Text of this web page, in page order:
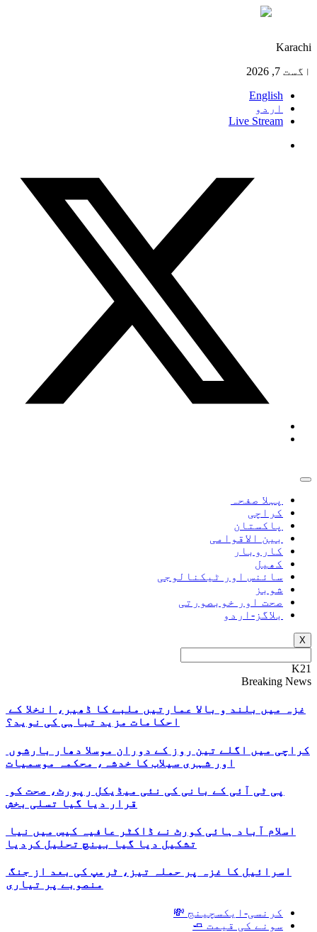
Karachi
اگست 7, 2026
English
اردو
Live Stream
پہلا صفحہ
کراچی
پاکستان
بین الاقوامی
کاروبار
کھیل
سائنس اور ٹیکنالوجی
شوبز
صحت اور خوبصورتی
بلاگز-اردو
X
K21
Breaking News
غزہ میں بلند و بالا عمارتیں ملبے کا ڈھیر، انخلا کے
احکامات مزید تباہی کی نوید؟
کراچی میں اگلے تین روز کے دوران موسلا دھار بارشوں
اور شہری سیلاب کا خدشہ، محکمہ موسمیات
پی ٹی آئی کے بانی کی نئی میڈیکل رپورٹ، صحت کو
قرار دیا گیا تسلی بخش
اسلام آباد ہائی کورٹ نے ڈاکٹر عافیہ کیس میں نیا
تشکیل دیا گیا بینچ تحلیل کردیا
اسرائیل کا غزہ پر حملہ تیز، ٹرمپ کی بعد از جنگ
منصوبے پر تیاری
کرنسی-ایکسچینج 💸
سونے کی قیمت 🧈